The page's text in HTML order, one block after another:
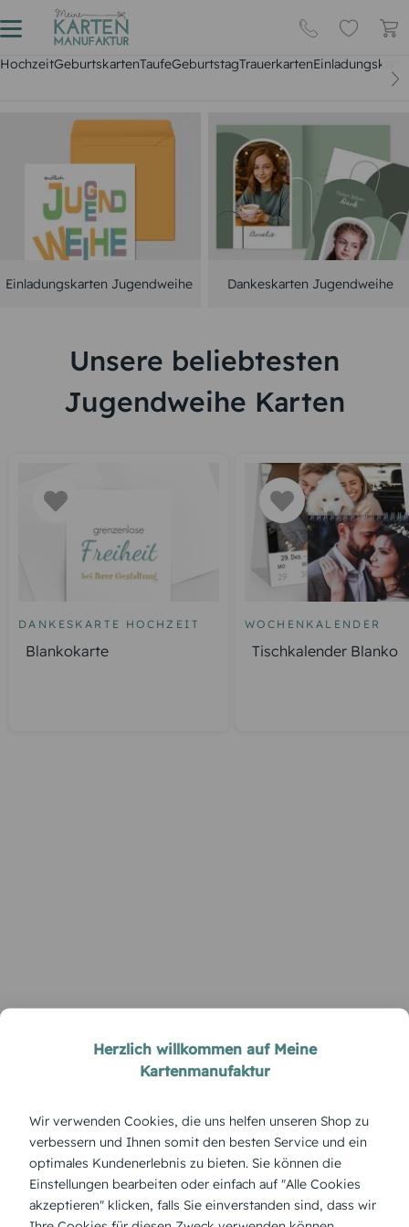
HochzeitGeburtskartenTaufeGeburtstagTrauerkarten
Einladungskarten Jugendweihe Dankeskarten Jugendweihe
Unsere beliebtesten
Jugendweihe Karten
DANKESKARTE HOCHZEIT
Blankokarte
WOCHENKALENDER
Tischkalender Blanko
Herzlich willkommen auf Meine
Kartenmanufaktur
Wir verwenden Cookies, die uns helfen unseren Shop zu
verbessern und Ihnen somit den besten Service und ein
optimales Kundenerlebnis zu bieten. Sie können die
Einstellungen bearbeiten oder einfach auf "Alle Cookies
akzeptieren" klicken, falls Sie einverstanden sind, dass wir